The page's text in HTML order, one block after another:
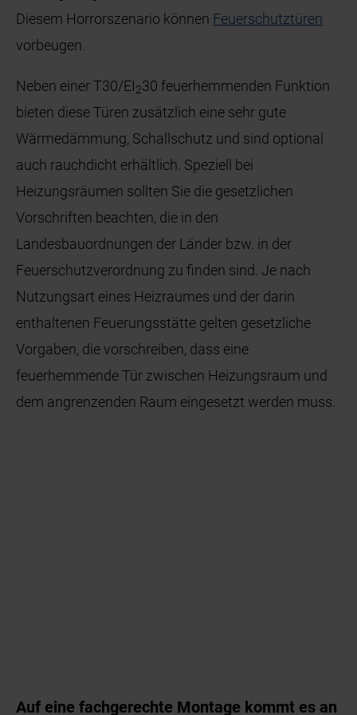
Diesem Horrorszenario können Feuerschutztüren
vorbeugen.
Neben einer T30/EI230 feuerhemmenden Funktion
bieten diese Türen zusätzlich eine sehr gute
Wärmedämmung, Schallschutz und sind optional
auch rauchdicht erhältlich. Speziell bei
Heizungsräumen sollten Sie die gesetzlichen
Vorschriften beachten, die in den
Landesbauordnungen der Länder bzw. in der
Feuerschutzverordnung zu finden sind. Je nach
Nutzungsart eines Heizraumes und der darin
enthaltenen Feuerungsstätte gelten gesetzliche
Vorgaben, die vorschreiben, dass eine
feuerhemmende Tür zwischen Heizungsraum und
dem angrenzenden Raum eingesetzt werden muss.
Auf eine fachgerechte Montage kommt es an